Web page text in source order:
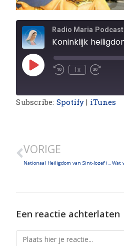
Radio Maria Podcast
1x
Subscribe: Spotify | iTunes
VORIGE
Een reactie achterlaten